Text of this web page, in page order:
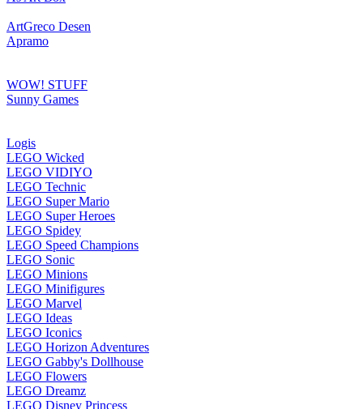
ArtGreco Desen
Apramo
WOW! STUFF
Sunny Games
Logis
LEGO Wicked
LEGO VIDIYO
LEGO Technic
LEGO Super Mario
LEGO Super Heroes
LEGO Spidey
LEGO Speed Champions
LEGO Sonic
LEGO Minions
LEGO Minifigures
LEGO Marvel
LEGO Ideas
LEGO Iconics
LEGO Horizon Adventures
LEGO Gabby's Dollhouse
LEGO Flowers
LEGO Dreamz
LEGO Disney Princess